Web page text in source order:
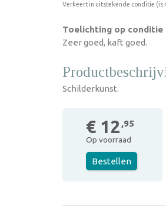
Verkeert in uitstekende conditie (is
Toelichting op conditie
Zeer goed, kaft goed.
Schilderkunst.
€ 12 ,95
Op voorraad
Bestellen